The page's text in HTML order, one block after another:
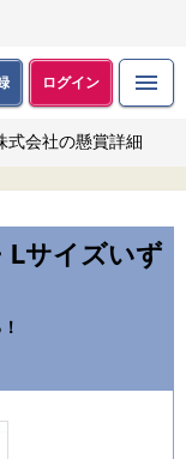
ログイン
式会社の懸賞詳細
Lサイズいず